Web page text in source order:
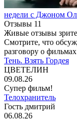
недели с Джоном
Отзывы 11
Живые отзывы
Смотрите, что
разговору о
Тень. Взять Гордея
ЦВЕТЕЛИН
09.08.26
Супер фильм!
Телохранитель
Гость дмитрий
06.08.26